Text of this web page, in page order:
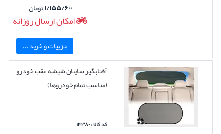
۱/۱۵۵/۶۰۰تومان
امکان ارسال روزانه
جزییات و خرید ...
آفتابگیر سایبان شیشه عقب خودرو
(مناسب تمام خودروها)
کد کالا : ۱۳۳۸۰